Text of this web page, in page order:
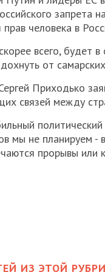
запрета
человека в
всего, будет
от
Приходько
связей между
мы не планируем
прорывы или
ИЗ ЭТОЙ